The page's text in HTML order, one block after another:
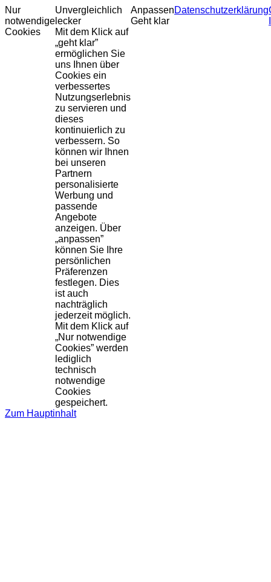
Nur
notwendige
Cookies
Unvergleichlich
lecker
Mit dem Klick auf
„geht klar”
ermöglichen Sie
uns Ihnen über
Cookies ein
verbessertes
Nutzungserlebnis
zu servieren und
dieses
kontinuierlich zu
verbessern. So
können wir Ihnen
bei unseren
Partnern
personalisierte
Werbung und
passende
Angebote
anzeigen. Über
„anpassen”
können Sie Ihre
persönlichen
Präferenzen
festlegen. Dies
ist auch
nachträglich
jederzeit möglich.
Mit dem Klick auf
„Nur notwendige
Cookies” werden
lediglich
technisch
notwendige
Cookies
gespeichert.
Anpassen
Geht klar
Datenschutzerklärung
Zum Hauptinhalt